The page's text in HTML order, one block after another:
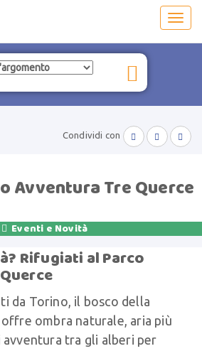
Condividi con   
Avventura Tre Querce
 Eventi e Novità
Rifugiati al Parco
da Torino, il bosco della
ombra naturale, aria più
avventura tra gli alberi per